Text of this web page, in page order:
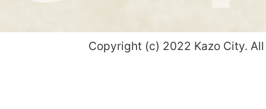
Copyright (c) 2022 Kazo City.